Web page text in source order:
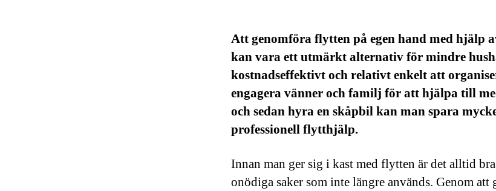
Att genomföra flytten på egen hand med hjälp
kan vara ett utmärkt alternativ för mindre
kostnadseffektivt och relativt enkelt att
engagera vänner och familj för att hjälpa till
och sedan hyra en skåpbil kan man spara
professionell flytthjälp.
Innan man ger sig i kast med flytten är det alltid
onödiga saker som inte längre används. Genom att